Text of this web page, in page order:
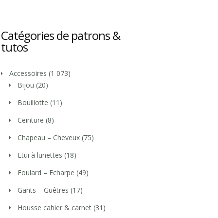
Catégories de patrons &
tutos
Accessoires (1 073)
Bijou (20)
Bouillotte (11)
Ceinture (8)
Chapeau – Cheveux (75)
Etui à lunettes (18)
Foulard – Echarpe (49)
Gants – Guêtres (17)
Housse cahier & carnet (31)